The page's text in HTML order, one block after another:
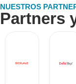
NUESTROS
Partners